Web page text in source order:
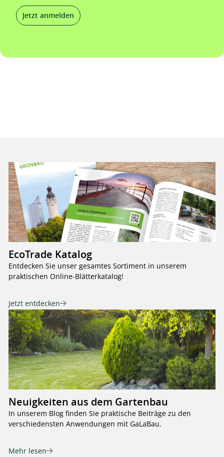
Jetzt anmelden
EcoTrade Katalog
Entdecken Sie unser gesamtes Sortiment in unserem
praktischen Online-Blätterkatalog!
Jetzt entdecken
Neuigkeiten aus dem Gartenbau
In unserem Blog finden Sie praktische Beiträge zu den
verschiedensten Anwendungen mit GaLaBau.
Mehr lesen